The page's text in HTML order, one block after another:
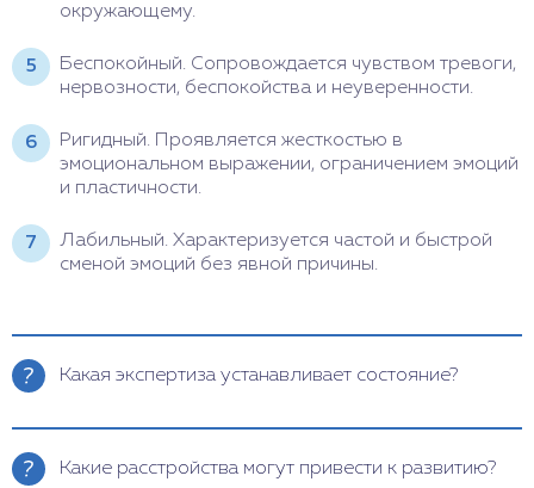
окружающему.
Беспокойный. Сопровождается чувством тревоги,
нервозности, беспокойства и неуверенности.
Ригидный. Проявляется жесткостью в
эмоциональном выражении, ограничением эмоций
и пластичности.
Лабильный. Характеризуется частой и быстрой
сменой эмоций без явной причины.
Какая экспертиза устанавливает состояние?
Процедура проводится психиатрами или
экспертизы.
Какие расстройства могут привести к развитию?